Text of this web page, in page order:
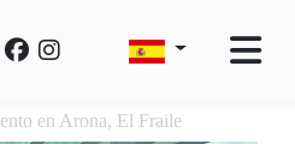
en Arona, El Fraile